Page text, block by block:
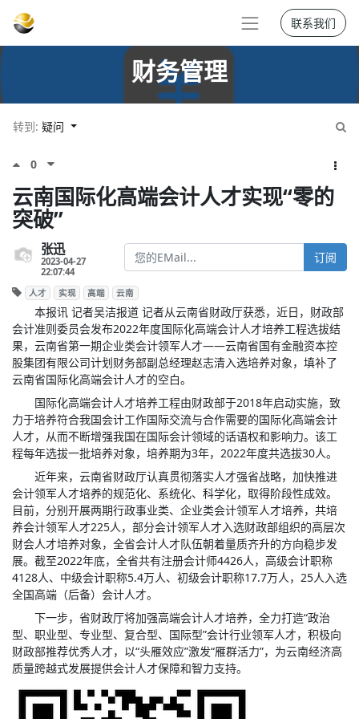
联系我们
财务管理
转到: 疑问
0
云南国际化高端会计人才实现“零的
突破”
张迅
2023-04-27
22:07:44
订阅
人才 实现 高端 云南
本报讯 记者吴洁报道 记者从云南省财政厅获悉，近日，财政部
会计准则委员会发布2022年度国际化高端会计人才培养工程选拔结
果，云南省第一期企业类会计领军人才——云南省国有金融资本控
股集团有限公司计划财务部副总经理赵志清入选培养对象，填补了
云南省国际化高端会计人才的空白。
国际化高端会计人才培养工程由财政部于2018年启动实施，致
力于培养符合我国会计工作国际交流与合作需要的国际化高端会计
人才，从而不断增强我国在国际会计领域的话语权和影响力。该工
程每年选拔一批培养对象，培养期为3年，2022年度共选拔30人。
近年来，云南省财政厅认真贯彻落实人才强省战略，加快推进
会计领军人才培养的规范化、系统化、科学化，取得阶段性成效。
目前，分别开展两期行政事业类、企业类会计领军人才培养，共培
养会计领军人才225人，部分会计领军人才入选财政部组织的高层次
财会人才培养对象，全省会计人才队伍朝着量质齐升的方向稳步发
展。截至2022年底，全省共有注册会计师4426人，高级会计职称
4128人、中级会计职称5.4万人、初级会计职称17.7万人，25人入选
全国高端（后备）会计人才。
下一步，省财政厅将加强高端会计人才培养，全力打造“政治
型、职业型、专业型、复合型、国际型”会计行业领军人才，积极向
财政部推荐优秀人才，以“头雁效应”激发“雁群活力”，为云南经济高
质量跨越式发展提供会计人才保障和智力支持。